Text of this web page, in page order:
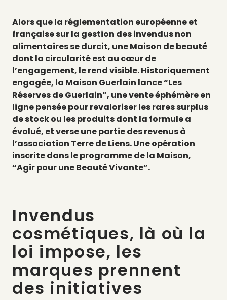
Alors que la réglementation européenne et
française sur la gestion des invendus non
alimentaires se durcit, une Maison de beauté
dont la circularité est au cœur de
l’engagement, le rend visible. Historiquement
engagée, la Maison Guerlain lance “Les
Réserves de Guerlain”, une vente éphémère en
ligne pensée pour revaloriser les rares surplus
de stock ou les produits dont la formule a
évolué, et verse une partie des revenus à
l’association Terre de Liens. Une opération
inscrite dans le programme de la Maison,
“Agir pour une Beauté Vivante”.
Invendus
cosmétiques, là où la
loi impose, les
marques prennent
des initiatives